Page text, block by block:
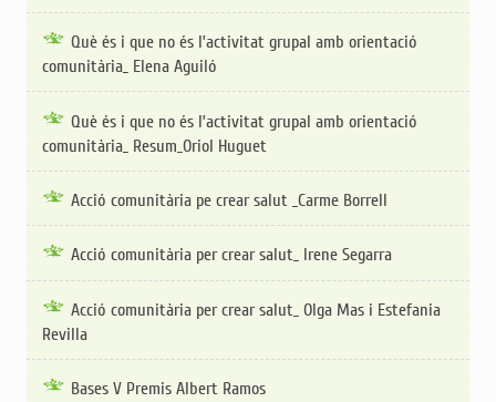
Què és i que no és l’activitat grupal amb orientació
comunitària_ Elena Aguiló
Què és i que no és l’activitat grupal amb orientació
comunitària_ Resum_Oriol Huguet
Acció comunitària pe crear salut _Carme Borrell
Acció comunitària per crear salut_ Irene Segarra
Acció comunitària per crear salut_ Olga Mas i Estefania
Revilla
Bases V Premis Albert Ramos